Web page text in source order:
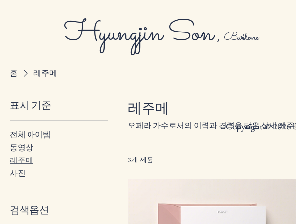
Hyungjin Son, Baritone
홈 레주메
표시 기준
전체 아이템
동영상
레주메
사진
검색옵션
레주메
오페라 가수로서의 이력과 경력을 담은 상세 레
3개 제품
Copyright © 2026